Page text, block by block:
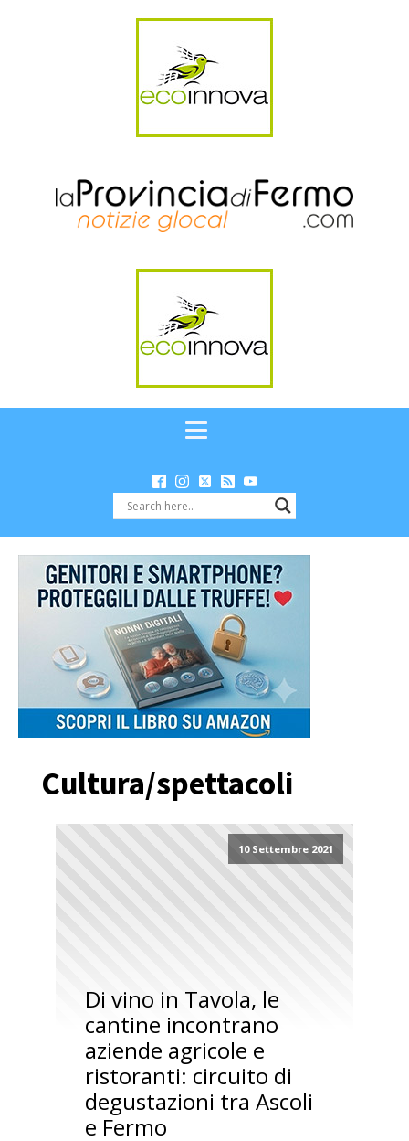
Cultura/spettacoli
10 Settembre 2021
Di vino in Tavola, le
cantine incontrano
aziende agricole e
ristoranti: circuito di
degustazioni tra Ascoli
e Fermo